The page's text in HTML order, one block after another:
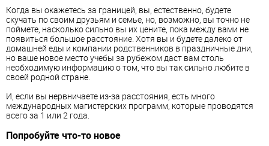
Когда вы окажетесь за границей, вы, естественно, будете
скучать по своим друзьям и семье, но, возможно, вы точно не
поймете, насколько сильно вы их цените, пока между вами не
появиться большое расстояние. Хотя вы и будете далеко от
домашней еды и компании родственников в праздничные дни,
но ваше новое место учебы за рубежом даст вам столь
необходимую информацию о том, что вы так сильно любите в
своей родной стране.
И, если вы нервничаете из-за расстояния, есть много
международных магистерских программ, которые проводятся
всего за 1 или 2 года.
Попробуйте что-то новое